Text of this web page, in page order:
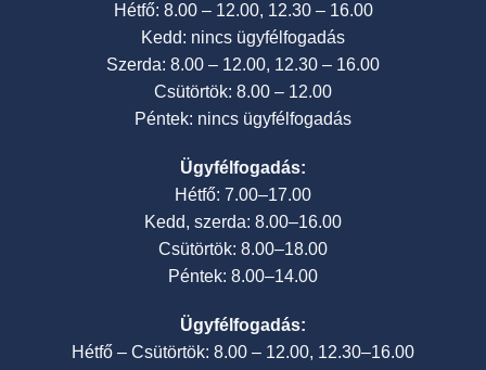
Hétfő: 8.00 – 12.00, 12.30 – 16.00
Kedd: nincs ügyfélfogadás
Szerda: 8.00 – 12.00, 12.30 – 16.00
Csütörtök: 8.00 – 12.00
Péntek: nincs ügyfélfogadás
Ügyfélfogadás:
Hétfő: 7.00–17.00
Kedd, szerda: 8.00–16.00
Csütörtök: 8.00–18.00
Péntek: 8.00–14.00
Ügyfélfogadás:
Hétfő – Csütörtök: 8.00 – 12.00, 12.30–16.00